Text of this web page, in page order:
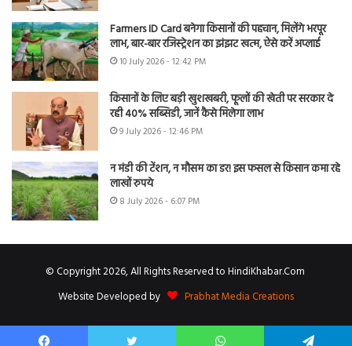
Farmers ID Card बनेगा किसानों की पहचान, मिलेंगे भरपूर
लाभ, बार-बार रजिस्ट्रेशन का झंझट खत्म, ऐसे करें अप्लाई
10 July 2026 - 12:42 PM
किसानों के लिए बड़ी खुशखबरी, फूलों की खेती पर सरकार दे
रही 40% सब्सिडी, जानें कैसे मिलेगा लाभ
9 July 2026 - 12:46 PM
न मंडी की टेंशन, न मौसम का डर! इस फसल से किसान कमा रहे
लाखों रुपये
8 July 2026 - 6:07 PM
© Copyright 2026, All Rights Reserved to HindiKhabar.Com
Website Developed by
Prabhat Media Creations